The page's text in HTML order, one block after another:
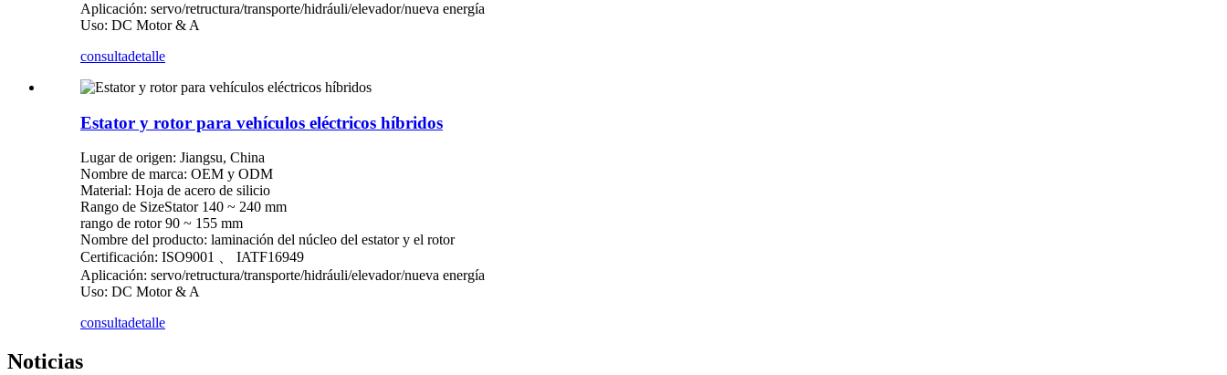
Aplicación: servo/retructura/transporte/hidráuli/elevador/nueva energía
Uso: DC Motor & A
consultadetalle
Estator y rotor para vehículos eléctricos híbridos
Lugar de origen: Jiangsu, China
Nombre de marca: OEM y ODM
Material: Hoja de acero de silicio
Rango de SizeStator 140 ~ 240 mm
rango de rotor 90 ~ 155 mm
Nombre del producto: laminación del núcleo del estator y el rotor
Certificación: ISO9001 、 IATF16949
Aplicación: servo/retructura/transporte/hidráuli/elevador/nueva energía
Uso: DC Motor & A
consultadetalle
Noticias